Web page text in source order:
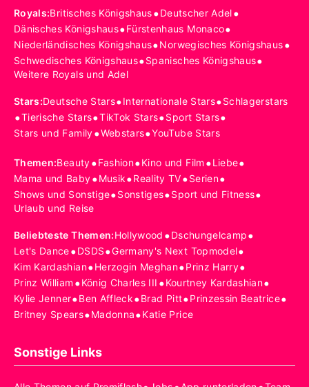
Royals:Britisches Königshaus•Deutscher Adel•
Dänisches Königshaus•Fürstenhaus Monaco•
Niederländisches Königshaus•Norwegisches Königshaus•
Schwedisches Königshaus•Spanisches Königshaus•
Weitere Royals und Adel
Stars:Deutsche Stars•Internationale Stars•Schlagerstars
•Tierische Stars•TikTok Stars•Sport Stars•
Stars und Family•Webstars•YouTube Stars
Themen:Beauty•Fashion•Kino und Film •Liebe•
Mama und Baby•Musik•Reality TV•Serien•
Shows und Sonstige•Sonstiges•Sport und Fitness•
Urlaub und Reise
Beliebteste Themen:Hollywood •Dschungelcamp•
Let's Dance•DSDS•Germany's Next Topmodel•
Kim Kardashian•Herzogin Meghan•Prinz Harry•
Prinz William •König Charles III •Kourtney Kardashian•
Kylie Jenner•Ben Affleck•Brad Pitt•Prinzessin Beatrice•
Britney Spears•Madonna•Katie Price
Sonstige Links